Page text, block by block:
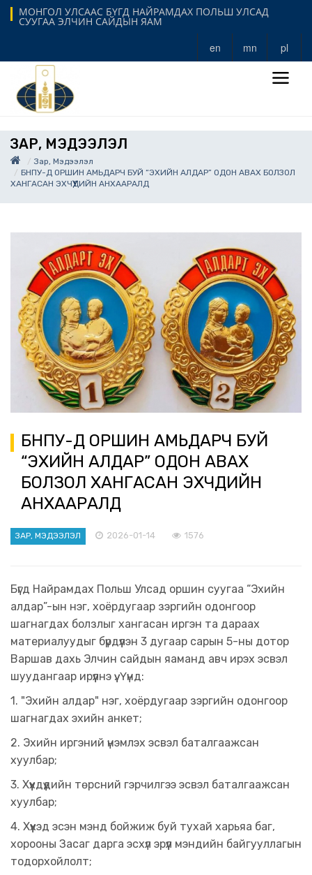
МОНГОЛ УЛСААС БҮГД НАЙРАМДАХ ПОЛЬШ УЛСАД
СУУГАА ЭЛЧИН САЙДЫН ЯАМ
en mn pl
ЗАР, МЭДЭЭЛЭЛ
Зар, Мэдээлэл
БНПУ-Д ОРШИН АМЬДАРЧ БУЙ “ЭХИЙН АЛДАР” ОДОН АВАХ БОЛЗОЛ
ХАНГАСАН ЭХЧҮҮДИЙН АНХААРАЛД
БНПУ-Д ОРШИН АМЬДАРЧ БУЙ
“ЭХИЙН АЛДАР” ОДОН АВАХ
БОЛЗОЛ ХАНГАСАН ЭХЧҮҮДИЙН
АНХААРАЛД
ЗАР, МЭДЭЭЛЭЛ 2026-01-14 1576
Бүгд Найрамдах Польш Улсад оршин суугаа “Эхийн
алдар”-ын нэг, хоёрдугаар зэргийн одонгоор
шагнагдах болзлыг хангасан иргэн та дараах
материалуудыг бүрдүүлэн 3 дугаар сарын 5-ны дотор
Варшав дахь Элчин сайдын яаманд авч ирэх эсвэл
шуудангаар ирүүлнэ үү. Үүнд:
1. "Эхийн алдар" нэг, хоёрдугаар зэргийн одонгоор
шагнагдах эхийн анкет;
2. Эхийн иргэний үнэмлэх эсвэл баталгаажсан
хуулбар;
3. Хүүхдүүдийн төрсний гэрчилгээ эсвэл баталгаажсан
хуулбар;
4. Хүүхэд эсэн мэнд бойжиж буй тухай харьяа баг,
хорооны Засаг дарга эсхүл эрүүл мэндийн байгууллагын
тодорхойлолт;